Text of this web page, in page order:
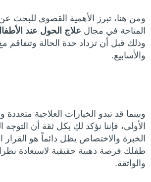
ومن هنا، تبرز الأهمية القصوى للبحث
المتاحة في مجال علاج الحول عند
وذلك قبل أن تزداد حدة الحالة وتتفاقم
والأسابيع.
وبينما قد تبدو الخيارات العلاجية متعددة
الأولى، فإننا نؤكد لكِ بكل ثقة أن
الخبرة والاختصاص يظل دائماً هو القرار
طفلك فرصة ذهبية حقيقية لاستعادة
والواثقة.